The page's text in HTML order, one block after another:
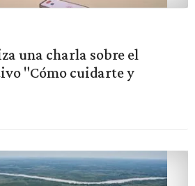
una charla sobre el
"Cómo cuidarte y